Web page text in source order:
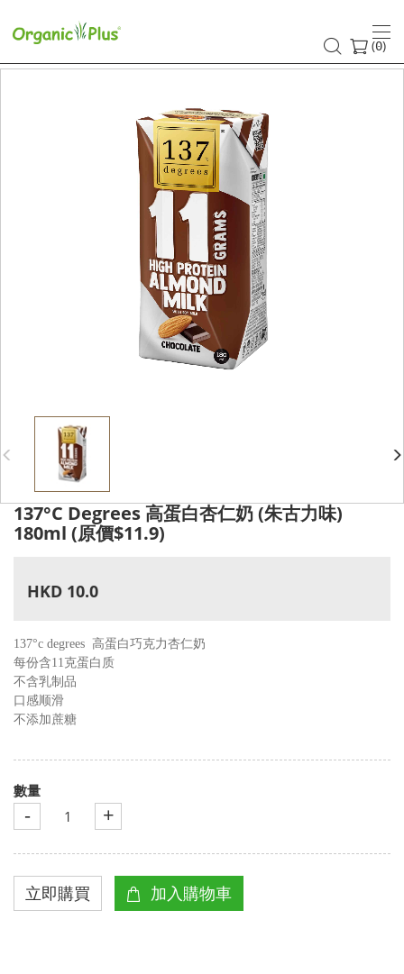
(0)
137°C Degrees 高蛋白杏仁奶 (朱古力味)
180ml (原價$11.9)
HKD 10.0
137°c degrees 高蛋白巧克力杏仁奶
每份含11克蛋白质
不含乳制品
口感顺滑
不添加蔗糖
數量
- +